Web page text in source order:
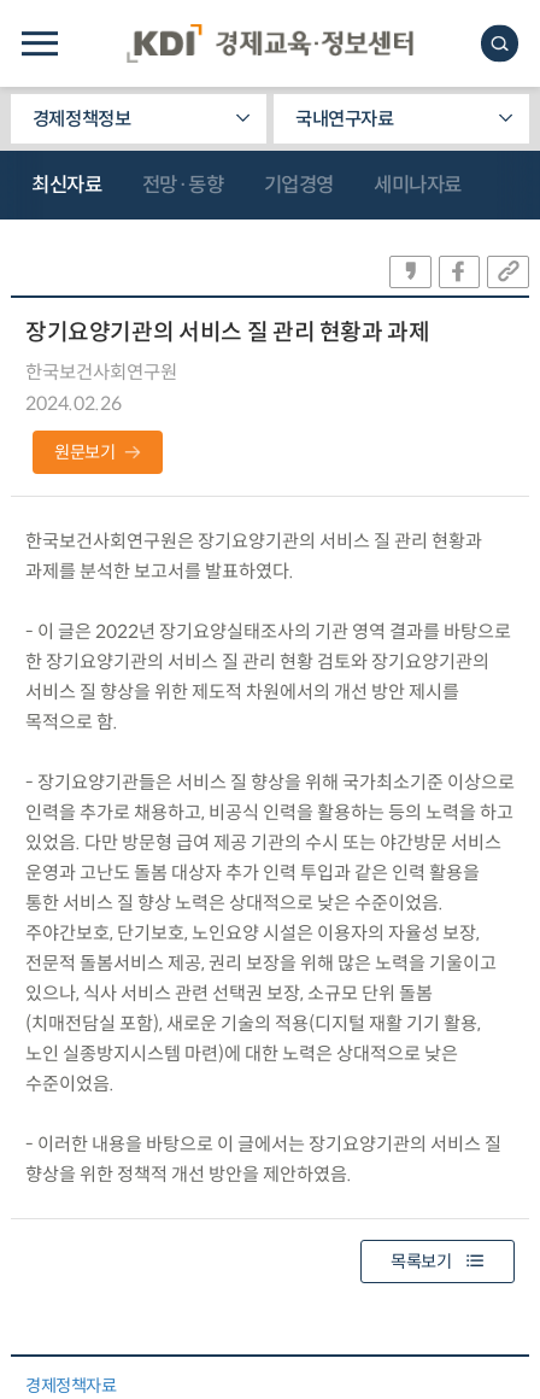
경제정책정보 국내연구자료
최신자료 전망·동향 기업경영 세미나자료
장기요양기관의 서비스 질 관리 현황과 과제
한국보건사회연구원
2024.02.26
원문보기
한국보건사회연구원은 장기요양기관의 서비스 질 관리 현황과
과제를 분석한 보고서를 발표하였다.
- 이 글은 2022년 장기요양실태조사의 기관 영역 결과를 바탕으로
한 장기요양기관의 서비스 질 관리 현황 검토와 장기요양기관의
서비스 질 향상을 위한 제도적 차원에서의 개선 방안 제시를
목적으로 함.
- 장기요양기관들은 서비스 질 향상을 위해 국가최소기준 이상으로
인력을 추가로 채용하고, 비공식 인력을 활용하는 등의 노력을 하고
있었음. 다만 방문형 급여 제공 기관의 수시 또는 야간방문 서비스
운영과 고난도 돌봄 대상자 추가 인력 투입과 같은 인력 활용을
통한 서비스 질 향상 노력은 상대적으로 낮은 수준이었음.
주야간보호, 단기보호, 노인요양 시설은 이용자의 자율성 보장,
전문적 돌봄서비스 제공, 권리 보장을 위해 많은 노력을 기울이고
있으나, 식사 서비스 관련 선택권 보장, 소규모 단위 돌봄
(치매전담실 포함), 새로운 기술의 적용(디지털 재활 기기 활용,
노인 실종방지시스템 마련)에 대한 노력은 상대적으로 낮은
수준이었음.
- 이러한 내용을 바탕으로 이 글에서는 장기요양기관의 서비스 질
향상을 위한 정책적 개선 방안을 제안하였음.
목록보기
경제정책자료